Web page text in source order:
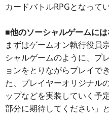
カードバトルRPGとなってい
■他のソーシャルゲームに
まずはゲームオン執行役員
シャルゲームのように、プ
ョンをとりながらプレイで
た、プレイヤーオリジナル
ップなどを実装していく予
部分に期待してください」